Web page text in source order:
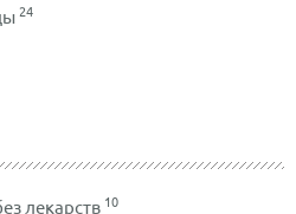
24
лекарств 10